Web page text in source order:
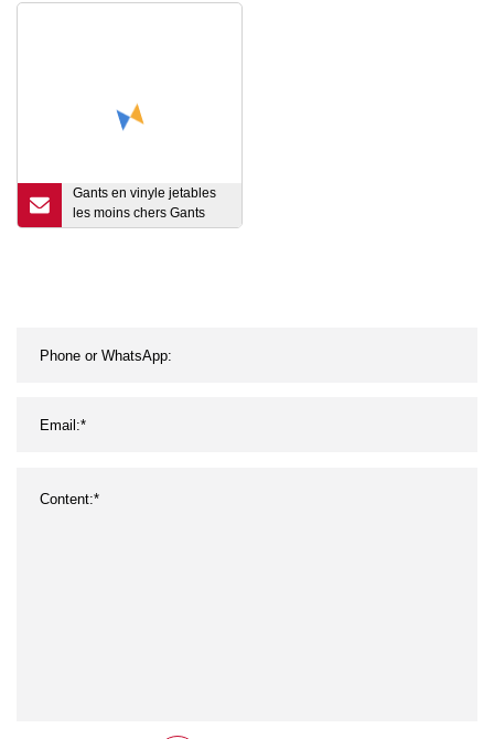
médicales/industrielles/ménagères/alimentaires
Gants en vinyle jetables
les moins chers Gants
d'examen de couleur